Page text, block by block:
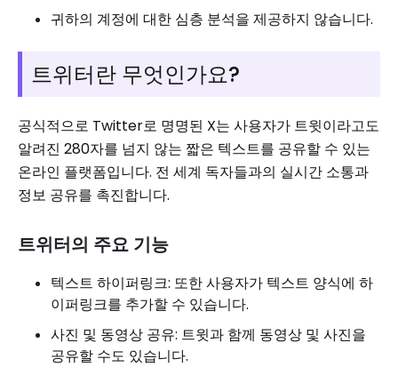
귀하의 계정에 대한 심층 분석을 제공하지 않습니다.
트위터란 무엇인가요?
공식적으로 Twitter로 명명된 X는 사용자가 트윗이라고도
알려진 280자를 넘지 않는 짧은 텍스트를 공유할 수 있는
온라인 플랫폼입니다. 전 세계 독자들과의 실시간 소통과
정보 공유를 촉진합니다.
트위터의 주요 기능
텍스트 하이퍼링크: 또한 사용자가 텍스트 양식에 하
이퍼링크를 추가할 수 있습니다.
사진 및 동영상 공유: 트윗과 함께 동영상 및 사진을
공유할 수도 있습니다.